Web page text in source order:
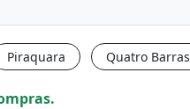
Piraquara Quatro Barras